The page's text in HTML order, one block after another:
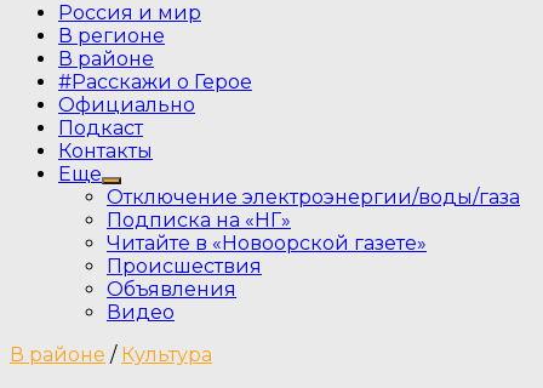
Россия и мир
В регионе
В районе
#Расскажи о Герое
Официально
Подкаст
Контакты
Еще
Show
sub
menu
Отключение электроэнергии/воды/газа
Подписка на «НГ»
Читайте в «Новоорской газете»
Происшествия
Объявления
Видео
В районе / Культура